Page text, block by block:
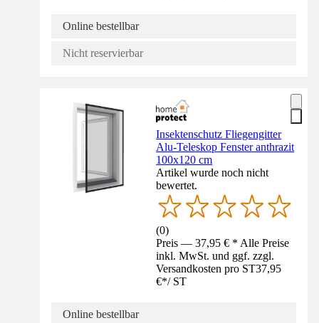
Online bestellbar
Nicht reservierbar
Insektenschutz Fliegengitter
Alu-Teleskop Fenster anthrazit
100x120 cm
Artikel wurde noch nicht
bewertet.
(0)
Preis — 37,95 € * Alle Preise
inkl. MwSt. und ggf. zzgl.
Versandkosten pro ST37,95
€*/ ST
Online bestellbar